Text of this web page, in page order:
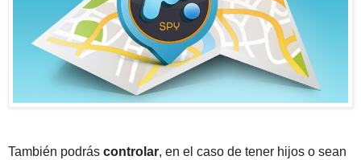
También podrás controlar, en el caso de tener hijos o sean